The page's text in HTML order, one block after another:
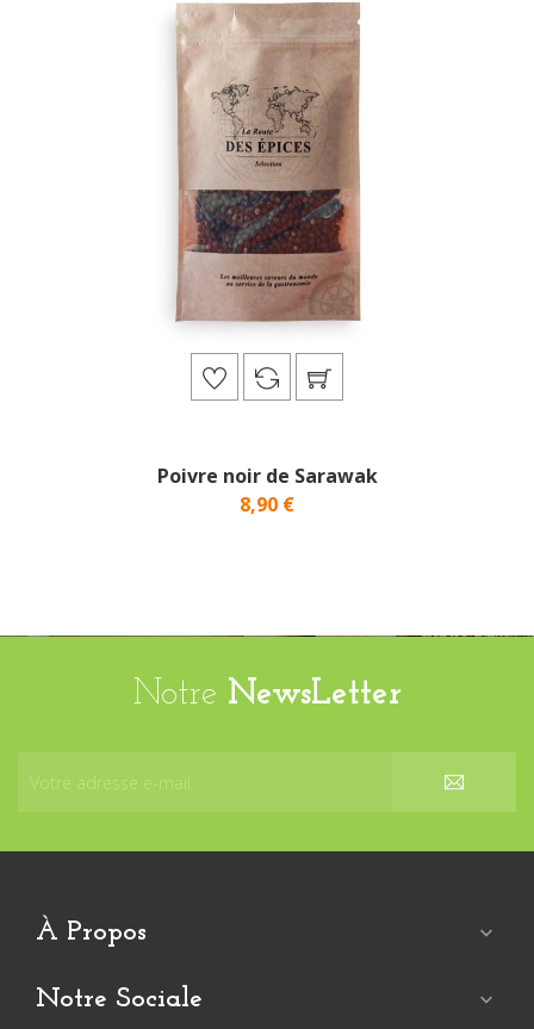
Poivre noir de Sarawak
8,90 €
Notre NewsLetter
À Propos 
Notre Sociale 